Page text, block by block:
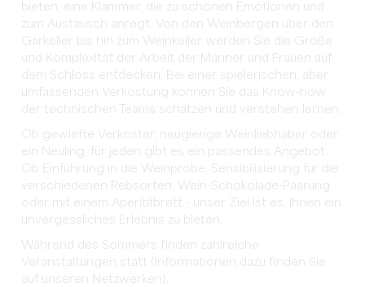
bieten, eine Klammer, die zu schönen Emotionen und
zum Austausch anregt. Von den Weinbergen über den
Gärkeller bis hin zum Weinkeller werden Sie die Größe
und Komplexität der Arbeit der Männer und Frauen auf
dem Schloss entdecken. Bei einer spielerischen, aber
umfassenden Verkostung können Sie das Know-how
der technischen Teams schätzen und verstehen lernen.
Ob gewiefte Verkoster, neugierige Weinliebhaber oder
ein Neuling, für jeden gibt es ein passendes Angebot.
Ob Einführung in die Weinprobe, Sensibilisierung für die
verschiedenen Rebsorten, Wein-Schokolade-Paarung
oder mit einem Aperitifbrett - unser Ziel ist es, Ihnen ein
unvergessliches Erlebnis zu bieten.
Während des Sommers finden zahlreiche
Veranstaltungen statt (Informationen dazu finden Sie
auf unseren Netzwerken).